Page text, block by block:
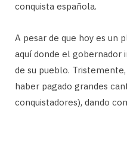
conquista española.
A pesar de que hoy es un
aquí donde el gobernador
de su pueblo.
haber pagado grandes
conquistadores), dando